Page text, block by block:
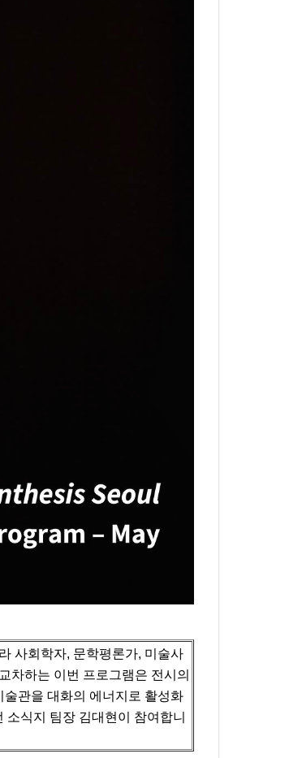
사회학자, 문학평론가, 미술사
차하는 이번 프로그램은 전시의
관을 대화의 에너지로 활성화
식지 팀장 김대현이 참여합니